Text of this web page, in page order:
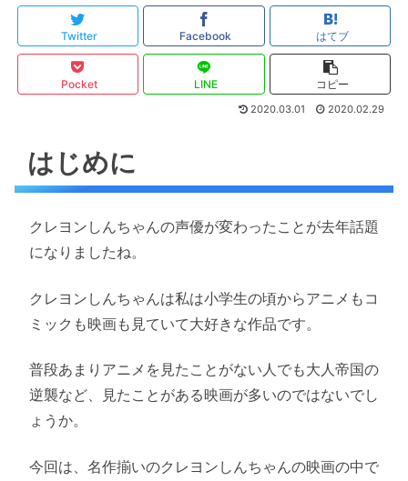
Twitter Facebook はてブ
Pocket LINE コピー
2020.03.01 2020.02.29
はじめに
クレヨンしんちゃんの声優が変わったことが去年話題
になりましたね。
クレヨンしんちゃんは私は小学生の頃からアニメもコ
ミックも映画も見ていて大好きな作品です。
普段あまりアニメを見たことがない人でも大人帝国の
逆襲など、見たことがある映画が多いのではないでし
ょうか。
今回は、名作揃いのクレヨンしんちゃんの映画の中で